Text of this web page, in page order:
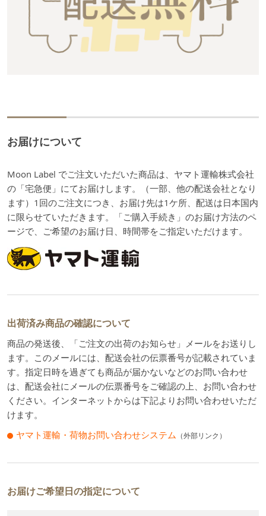
お届けについて
Moon Label でご注文いただいた商品は、ヤマト運輸株式会社
の「宅急便」にてお届けします。（一部、他の配送会社となり
ます）1回のご注文につき、お届け先は1ケ所、配送は日本国内
に限らせていただきます。「ご購入手続き」のお届け方法のペ
ージで、ご希望のお届け日、時間帯をご指定いただけます。
出荷済み商品の確認について
商品の発送後、「ご注文の出荷のお知らせ」メールをお送りし
ます。このメールには、配送会社の伝票番号が記載されていま
す。指定日時を過ぎても商品が届かないなどのお問い合わせ
は、配送会社にメールの伝票番号をご確認の上、お問い合わせ
ください。インターネットからは下記よりお問い合わせいただ
けます。
ヤマト運輸・荷物お問い合わせシステム （外部リンク）
お届けご希望日の指定について